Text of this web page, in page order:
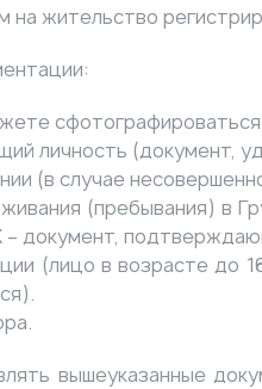
жительство
личность (документ,
(в случае
(пребывания) в
– документ,
(лицо в возрасте до
вышеуказанные